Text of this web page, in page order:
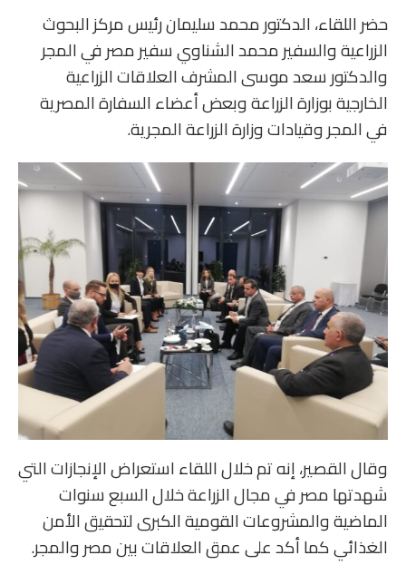
حضر اللقاء، الدكتور محمد سليمان رئيس مركز البحوث
الزراعية والسفير محمد الشناوي سفير مصر في المجر
والدكتور سعد موسى المشرف العلاقات الزراعية
الخارجية بوزارة الزراعة وبعض أعضاء السفارة المصرية
في المجر وقيادات وزارة الزراعة المجرية.
وقال القصير، إنه تم خلال اللقاء استعراض الإنجازات التي
شهدتها مصر في مجال الزراعة خلال السبع سنوات
الماضية والمشروعات القومية الكبرى لتحقيق الأمن
الغذائي كما أكد على عمق العلاقات بين مصر والمجر.